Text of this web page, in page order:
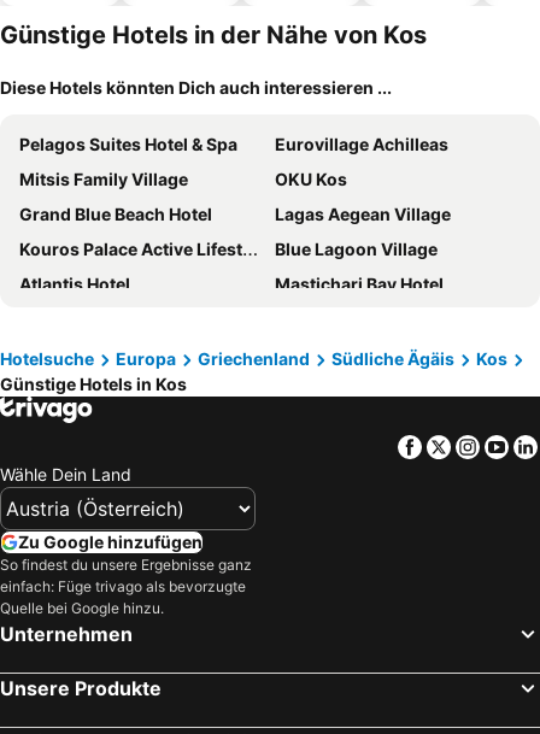
Günstige Hotels in der Nähe von Kos
Diese Hotels könnten Dich auch interessieren ...
Pelagos Suites Hotel & Spa
Eurovillage Achilleas
Mitsis Family Village
OKU Kos
Grand Blue Beach Hotel
Lagas Aegean Village
Kouros Palace Active Lifestyle Hotel
Blue Lagoon Village
Atlantis Hotel
Mastichari Bay Hotel
D' Andrea Lagoon All Suites - Adults Only
Blue Lagoon Resort
Kipriotis Aqualand Hotel
Mosay Kos All Suite Hotel
Atlantica Marmari Beach
Lango Design Hotel & Spa
Oceanis Beach & Spa Resort
Kosta Palace
Gaia Palace
Achilleas Beach Hotel
The Aeolos Beach Hotel
Tropical Sol
Tigaki Beach Hotel
Hotelsuche Europa Griechenland Südliche Ägäis
Kos
Günstige Hotels in Kos
Facebook
Twitter
Wähle Dein Land
Zu Google hinzufügen
So findest du unsere Ergebnisse ganz
einfach: Füge trivago als bevorzugte
Quelle bei Google hinzu.
Unternehmen
Unsere Produkte